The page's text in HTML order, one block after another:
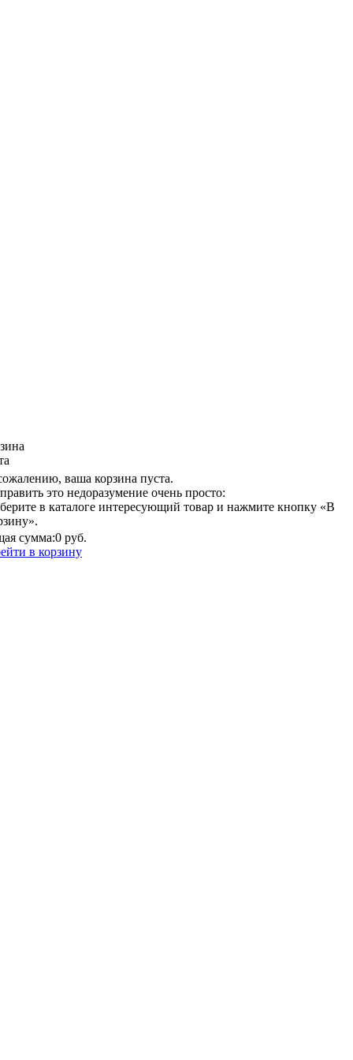
ваша корзина пуста.
это недоразумение очень просто:
в каталоге интересующий товар и нажмите кнопку «В
сумма:0 руб.
в корзину